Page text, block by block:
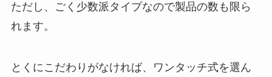
ただし、ごく少数派タイプなので製品の数も限ら
れます。
とくにこだわりがなければ、ワンタッチ式を選ん